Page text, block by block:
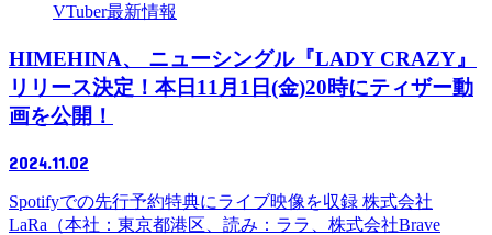
VTuber最新情報
HIMEHINA、 ニューシングル『LADY CRAZY』
リリース決定！本日11月1日(金)20時にティザー動
画を公開！
2024.11.02
Spotifyでの先行予約特典にライブ映像を収録 株式会社
LaRa（本社：東京都港区、読み：ララ、株式会社Brave